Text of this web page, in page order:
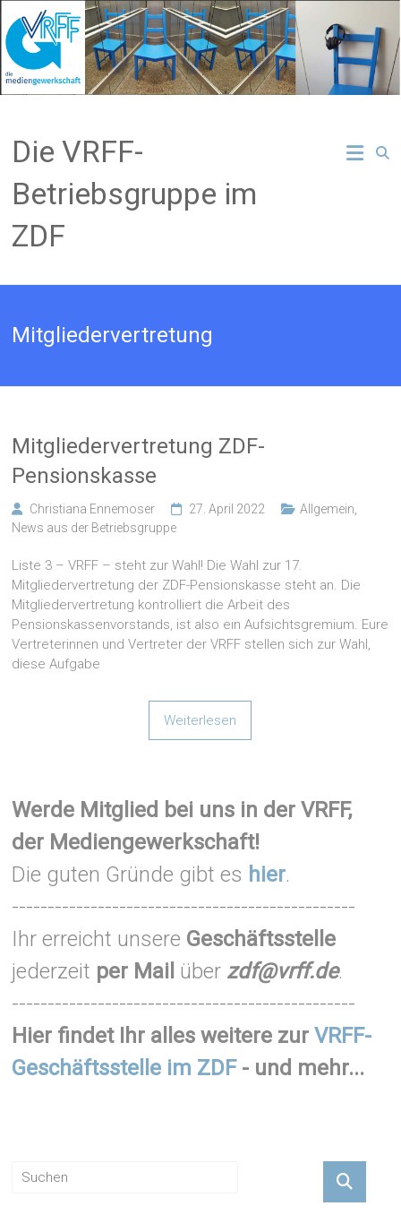
Inhalt
springen
Die VRFF-
Betriebsgruppe im
ZDF
Mitgliedervertretung
Mitgliedervertretung ZDF-
Pensionskasse
Christiana Ennemoser 27. April 2022 Allgemein
News aus der Betriebsgruppe
Liste 3 – VRFF – steht zur Wahl! Die Wahl zur 17.
Mitgliedervertretung der ZDF-Pensionskasse steht an. Die
Mitgliedervertretung kontrolliert die Arbeit des
Pensionskassenvorstands, ist also ein Aufsichtsgremium. Eure
Vertreterinnen und Vertreter der VRFF stellen sich zur Wahl,
diese Aufgabe
Weiterlesen
Werde Mitglied bei uns in der VRFF,
der Mediengewerkschaft!
Die guten Gründe gibt es hier.
------------------------------------------------
Ihr erreicht unsere Geschäftsstelle
jederzeit per Mail über zdf@vrff.de.
------------------------------------------------
Hier findet Ihr alles weitere zurVRFF-
Geschäftsstelle im ZDF- und mehr...